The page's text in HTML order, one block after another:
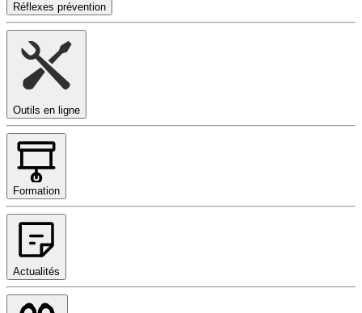
Réflexes prévention
Outils en ligne
Formation
Actualités